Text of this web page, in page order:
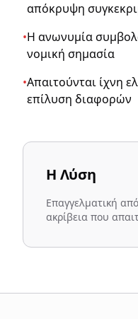
απόκρυψη
•Η ανωνυμία
νομική σημασία
•Απαιτούνται ίχνη
επίλυση διαφορών
Η Λύση
Επαγγελματική
ακρίβεια που